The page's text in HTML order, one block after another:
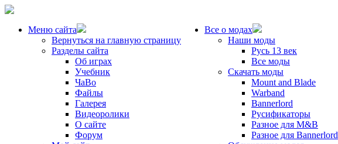
Меню сайта
Вернуться на главную страницу
Разделы сайта
Об играх
Учебник
ЧаВо
Файлы
Галерея
Видеоролики
О сайте
Форум
Все о модах
Наши моды
Русь 13 век
Все моды
Скачать моды
Mount and Blade
Warband
Bannerlord
Русификаторы
Разное для M&B
Разное для Bannerlord